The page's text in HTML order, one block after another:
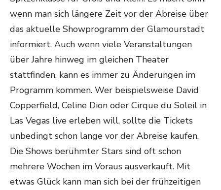
wenn man sich längere Zeit vor der Abreise über
das aktuelle Showprogramm der Glamourstadt
informiert. Auch wenn viele Veranstaltungen
über Jahre hinweg im gleichen Theater
stattfinden, kann es immer zu Änderungen im
Programm kommen. Wer beispielsweise David
Copperfield, Celine Dion oder Cirque du Soleil in
Las Vegas live erleben will, sollte die Tickets
unbedingt schon lange vor der Abreise kaufen.
Die Shows berühmter Stars sind oft schon
mehrere Wochen im Voraus ausverkauft. Mit
etwas Glück kann man sich bei der frühzeitigen